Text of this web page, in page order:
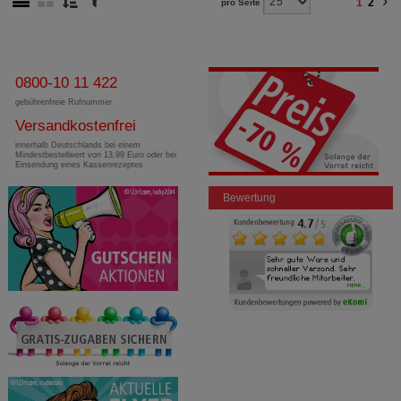
pro Seite
0800-10 11 422
gebührenfreie Rufnummer
Versandkostenfrei
innerhalb Deutschlands bei einem
Mindestbestellwert von 13,99 Euro oder bei
Einsendung eines Kassenrezeptes
Bewertung